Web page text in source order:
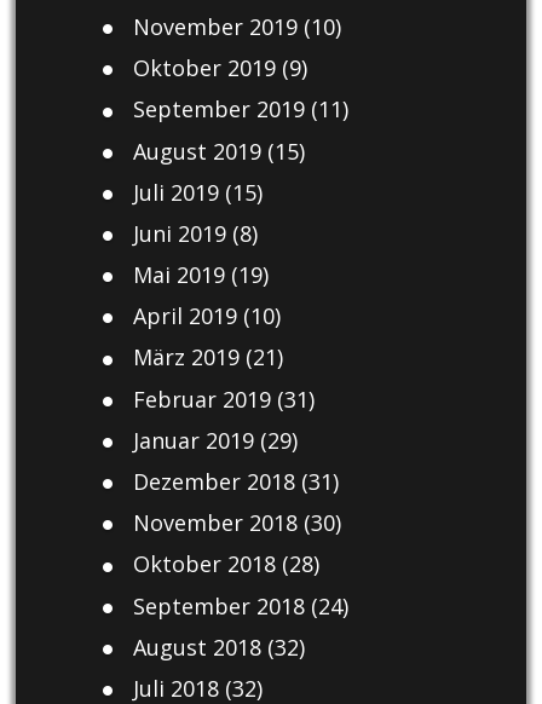
November 2019(10)
Oktober 2019(9)
September 2019(11)
August 2019(15)
Juli 2019(15)
Juni 2019(8)
Mai 2019(19)
April 2019(10)
März 2019(21)
Februar 2019(31)
Januar 2019(29)
Dezember 2018(31)
November 2018(30)
Oktober 2018(28)
September 2018(24)
August 2018(32)
Juli 2018(32)